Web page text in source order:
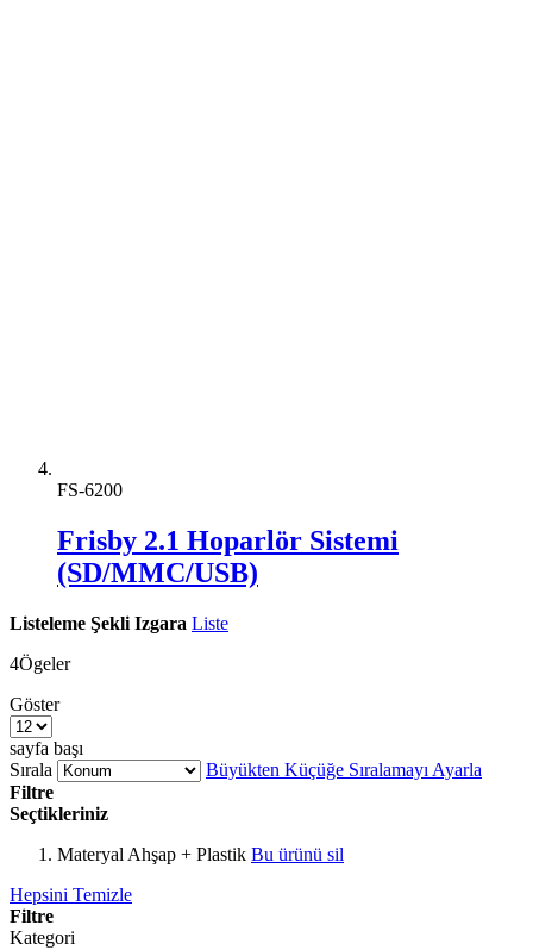
FS-6200
Frisby 2.1 Hoparlör Sistemi
(SD/MMC/USB)
Listeleme Şekli Izgara Liste
4Ögeler
Göster
sayfa başı
Sırala
Büyükten Küçüğe Sıralamayı Ayarla
Filtre
Seçtikleriniz
Materyal Ahşap + Plastik Bu ürünü sil
Hepsini Temizle
Filtre
Kategori